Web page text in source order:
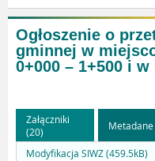
Ogłoszenie o
gminnej w
0+000 – 1+500 i
Załączniki
(20)
Metadane
Modyfikacja SIWZ (459.5kB)